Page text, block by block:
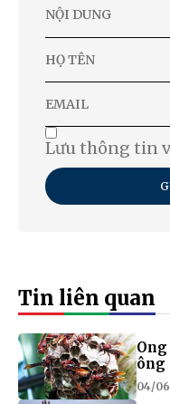
Lưu thông tin
Tin liên quan
Ong
ông
04/